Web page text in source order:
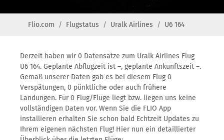
Flio.com Flugstatus Uralk Airlines U6 164
Derzeit haben wir 0 Datensätze zum Uralk Airlines Flug
U6 164. Geplante Abflugzeit ist –, geplante Ankunftszeit –.
Gemäß unserer Daten gab es bei diesem Flug 0
Verspätungen, 0 pünktliche oder auch frühere
Landungen. Für 0 Flug/Flüge liegt bzw. liegen uns keine
vollständigen Daten vor. Wenn Sie die FLIO App
installieren erhalten Sie schon bald Echtzeit Updates zu
Ihrem eigenen nächsten Flug! Hier nun ein detaillierter